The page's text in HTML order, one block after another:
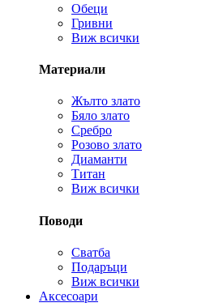
Обеци
Гривни
Виж всички
Материали
Жълто злато
Бяло злато
Сребро
Розово злато
Диаманти
Титан
Виж всички
Поводи
Сватба
Подаръци
Виж всички
Аксесоари